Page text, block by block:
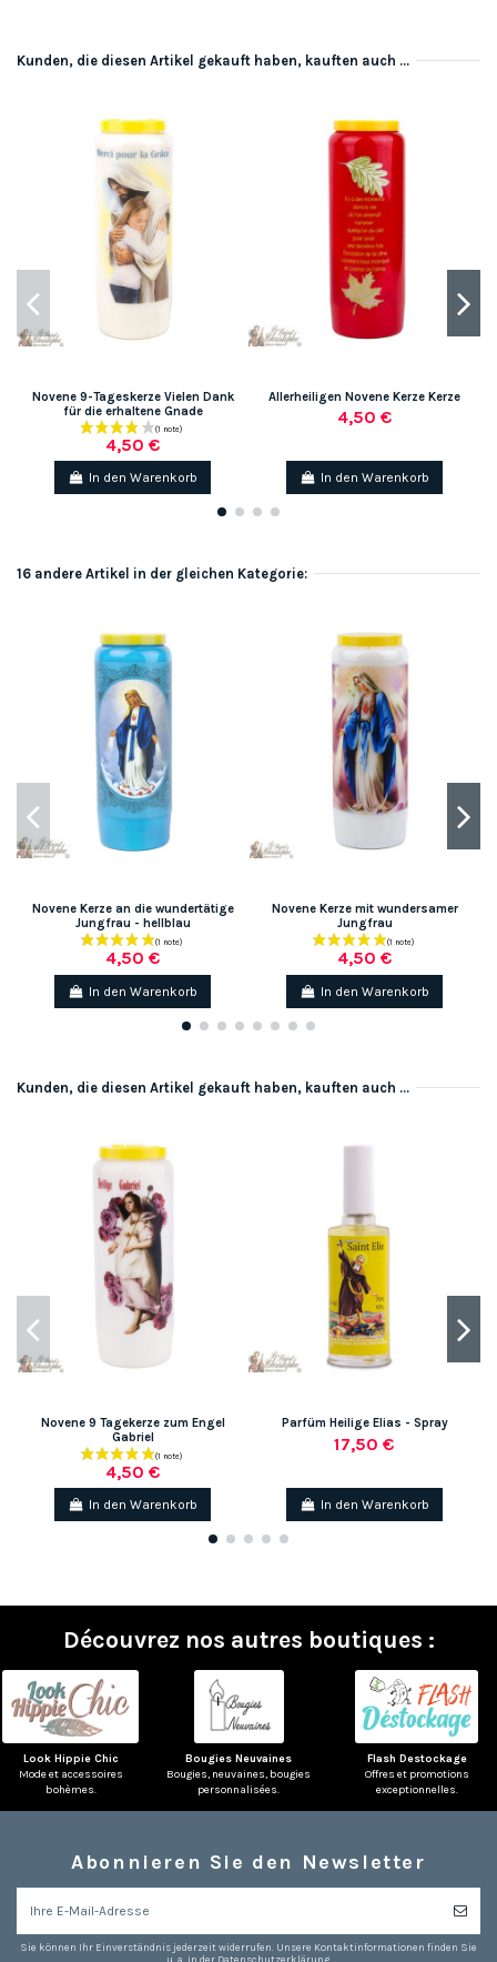
Kunden, die diesen Artikel gekauft haben, kauften auch ...
Novene 9-Tageskerze Vielen Dank
für die erhaltene Gnade
4,50 €
In den Warenkorb
Allerheiligen Novene Kerze Kerze
4,50 €
In den Warenkorb
16 andere Artikel in der gleichen Kategorie:
Novene Kerze an die wundertätige
Jungfrau - hellblau
4,50 €
In den Warenkorb
Novene Kerze mit wundersamer
Jungfrau
4,50 €
In den Warenkorb
Kunden, die diesen Artikel gekauft haben, kauften auch ...
Novene 9 Tagekerze zum Engel
Gabriel
4,50 €
In den Warenkorb
Parfüm Heilige Elias - Spray
17,50 €
In den Warenkorb
Découvrez nos autres boutiques :
Look Hippie Chic
Mode et accessoires
bohèmes.
Bougies Neuvaines
Bougies, neuvaines, bougies
personnalisées.
Flash Destockage
Offres et promotions
exceptionnelles.
Abonnieren Sie den Newsletter
Sie können Ihr Einverständnis jederzeit widerrufen. Unsere Kontaktinformationen finden Sie
u. a. in der Datenschutzerklärung.